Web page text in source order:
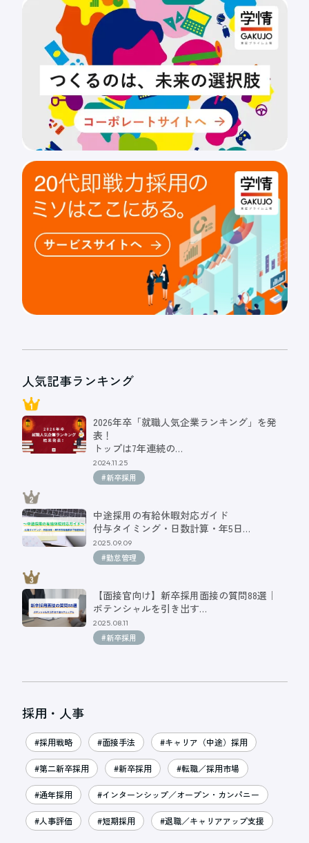
人気記事ランキング
2026年卒「就職人気企業ランキング」を発
表！
トップは7年連続の…
2024.11.25
#新卒採用
中途採用の有給休暇対応ガイド
付与タイミング・日数計算・年5日…
2025.09.09
#勤怠管理
【面接官向け】新卒採用面接の質問88選｜
ポテンシャルを引き出す…
2025.08.11
#新卒採用
採用・人事
#採用戦略 #面接手法 #キャリア（中途）採用
#第二新卒採用 #新卒採用 #転職／採用市場
#通年採用 #インターンシップ／オープン・カンパニー
#人事評価 #短期採用 #退職／キャリアアップ支援